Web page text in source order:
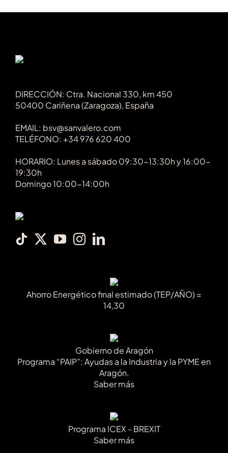
DIRECCIÓN: Ctra. Nacional 330, km 450
50400 Cariñena (Zaragoza), España
EMAIL: bsv@sanvalero.com
TELÉFONO: +34 976 620 400
HORARIO: Lunes a sábado 09:30-13:30h y 16:00-
19:30h
Domingo 10:00-14:00h
Ahorro Energético final estimado (TEP/AÑO) =
14,30
Gobierno de Aragón
Programa “PAIP”: Ayudas a la Industria y la PYME en
Aragón.
Saber más
Programa ICEX - BREXIT
Saber más